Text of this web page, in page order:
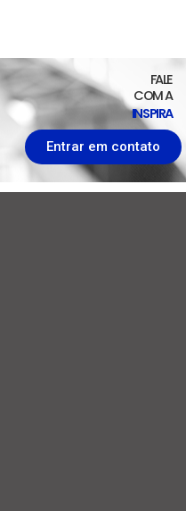
FALE
COM A
INSPIRA
Entrar em contato